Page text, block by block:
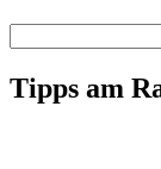
Tipps am